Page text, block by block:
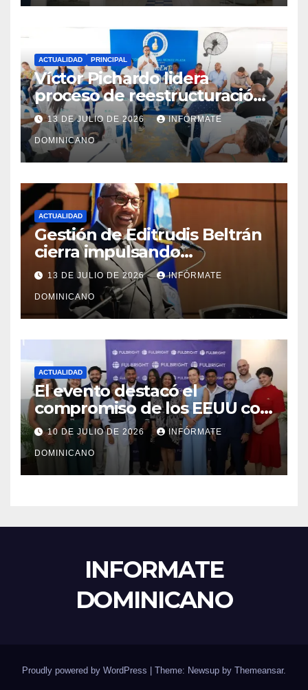
ACTUALIDAD PRINCIPAL
Víctor Pichardo lidera
proceso de reestructuración
y fortalecimiento del PRM en
Monte Plata
13 DE JULIO DE 2026 INFÓRMATE
DOMINICANO
ACTUALIDAD
Gestión de Editrudis Beltrán
cierra impulsando
modernización, expansión y
transformación institucional
13 DE JULIO DE 2026 INFÓRMATE
DOMINICANO
ACTUALIDAD
El evento destacó el
compromiso de los EEUU con
el liderazgo, la innovación y la
excelencia académica por
más de ocho décadas.
10 DE JULIO DE 2026 INFÓRMATE
DOMINICANO
INFORMATE
DOMINICANO
Proudly powered by WordPress | Theme: Newsup by Themeansar.